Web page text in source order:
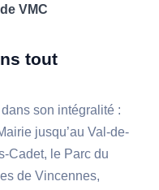
VMC
tout
son intégralité :
jusqu’au Val-de-
Cadet, le Parc du
de Vincennes,